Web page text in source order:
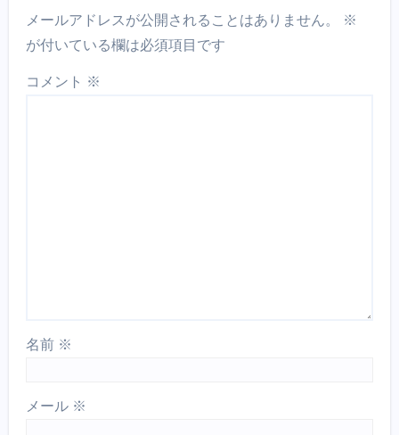
メールアドレスが公開されることはありません。
※
が付いている欄は必須項目です
コメント ※
名前 ※
メール ※